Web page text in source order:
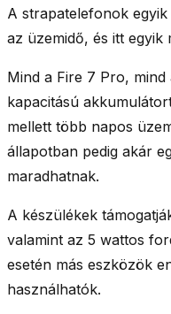
A strapatelefonok
az üzemidő, és itt egyik
Mind a Fire 7 Pro,
kapacitású
mellett több napos
állapotban pedig akár
maradhatnak.
A készülékek
valamint az 5 wattos
esetén más eszközök
használhatók.